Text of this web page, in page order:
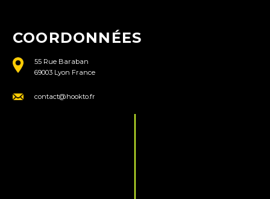
COORDONNÉES
55 Rue Baraban
69003 Lyon France
contact@hookto.fr